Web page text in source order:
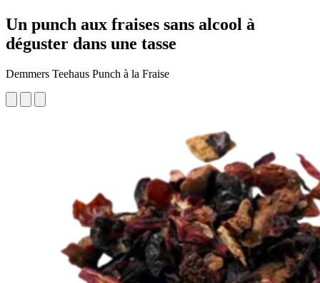
Un punch aux fraises sans alcool à
déguster dans une tasse
Demmers Teehaus Punch à la Fraise